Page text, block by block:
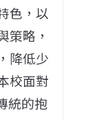
色，以
策略，
降低少
校面對
統的抱